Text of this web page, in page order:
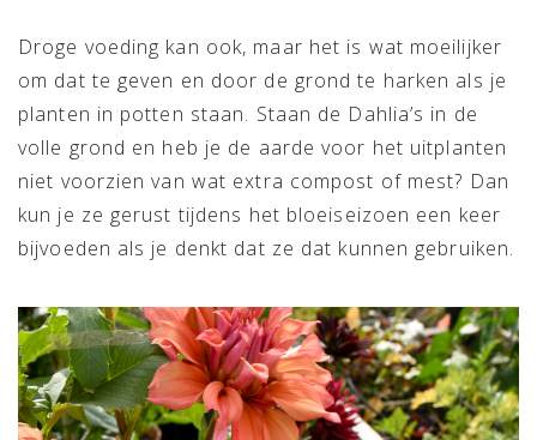
Droge voeding kan ook, maar het is wat moeilijker
om dat te geven en door de grond te harken als je
planten in potten staan. Staan de Dahlia’s in de
volle grond en heb je de aarde voor het uitplanten
niet voorzien van wat extra compost of mest? Dan
kun je ze gerust tijdens het bloeiseizoen een keer
bijvoeden als je denkt dat ze dat kunnen gebruiken.